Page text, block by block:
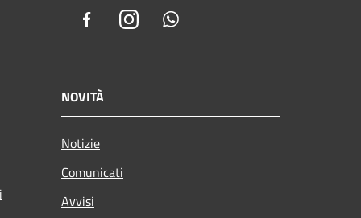
FacebookInstagram
NOVITÀ
Notizie
Comunicati
Avvisi